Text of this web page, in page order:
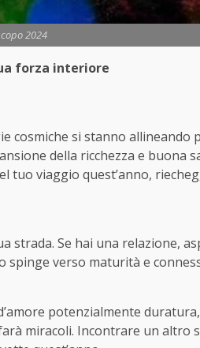
2024
forza interiore
cosmiche si stanno
della ricchezza e buona
viaggio quest’anno,
strada. Se hai una relazione,
verso maturità e
potenzialmente
miracoli. Incontrare un altro